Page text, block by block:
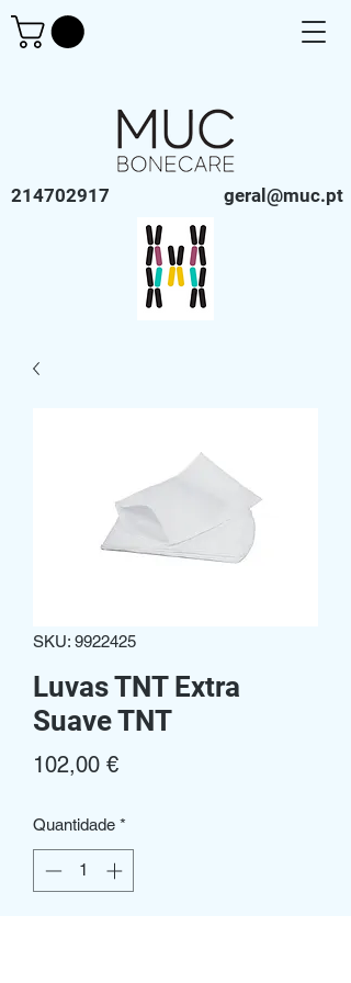
214702917 geral@muc.pt
SKU: 9922425
Luvas TNT Extra
Suave TNT
102,00 €Preço
Quantidade *